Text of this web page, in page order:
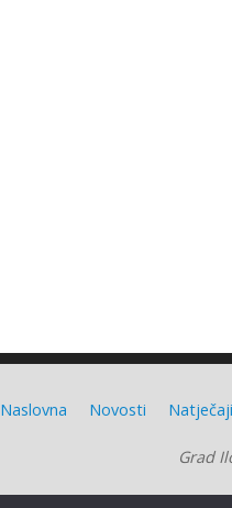
Naslovna Novosti Natječaji
Grad